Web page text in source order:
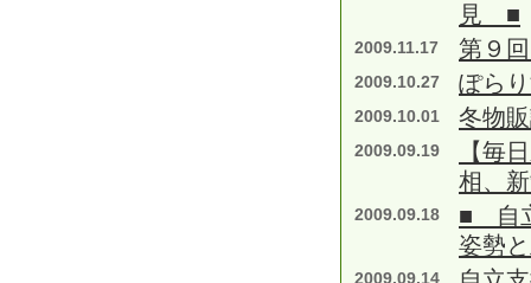
見 ■
2009.11.17 第９
2009.10.27 ぽら
2009.10.01 冬物
2009.09.19
【毎
相、
2009.09.18
■ 自
姿勢
2009.09.14